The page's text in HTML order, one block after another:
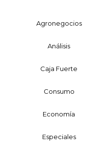
Agronegocios
Análisis
Caja Fuerte
Consumo
Economía
Especiales